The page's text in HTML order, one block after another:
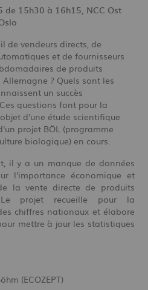
de 15h30 à 16h15, NCC Ost
de vendeurs directs, de
et de fournisseurs
de produits
? Quels sont les
un succès
questions font pour la
d'une étude scientifique
projet BÖL (programme
biologique) en cours.
il y a un manque de données
l'importance économique et
la vente directe de produits
Le projet recueille pour la
chiffres nationaux et élabore
mettre à jour les statistiques
(ECOZEPT)